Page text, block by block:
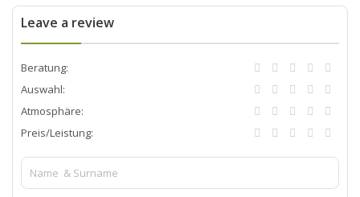
Leave a review
Beratung:
Auswahl:
Atmosphäre:
Preis/Leistung: